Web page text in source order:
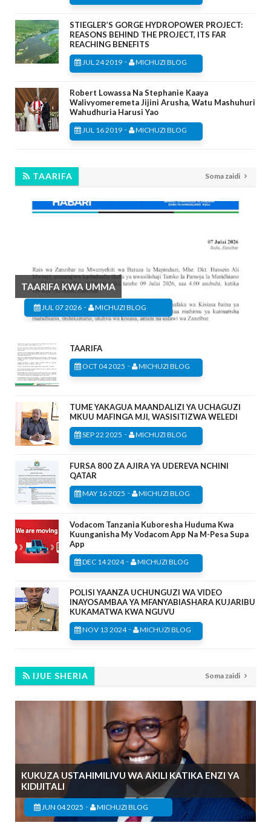
STIEGLER’S GORGE HYDROPOWER PROJECT:
REASONS BEHIND THE PROJECT, ITS FAR
REACHING BENEFITS
JUL 24 2019 - MICHUZI BLOG
Robert Lowassa Na Stephanie Kaaya
Walivyomeremeta Jijini Arusha, Watu Mashuhuri
Wahudhuria Harusi Yao
JUL 16 2019 - MICHUZI BLOG
TAARIFA Soma zaidi
TAARIFA KWA UMMA
JUL 07 2026 - MICHUZI BLOG
TAARIFA
OCT 04 2025 - MICHUZI BLOG
TUME YAKAGUA MAANDALIZI YA UCHAGUZI
MKUU MAFINGA MJI, WASISITIZWA WELEDI
SEP 22 2025 - MICHUZI BLOG
FURSA 800 ZA AJIRA YA UDEREVA NCHINI
QATAR
MAY 16 2025 - MICHUZI BLOG
Vodacom Tanzania Kuboresha Huduma Kwa
Kuunganisha My Vodacom App Na M-Pesa Supa
App
DEC 14 2024- MICHUZI BLOG
POLISI YAANZA UCHUNGUZI WA VIDEO
INAYOSAMBAA YA MFANYABIASHARA KUJARIBU
KUKAMATWA KWA NGUVU
NOV 13 2024- MICHUZI BLOG
IJUE SHERIA Soma zaidi
KUKUZA USTAHIMILIVU WA AKILI KATIKA ENZI YA
KIDIJITALI
JUN 04 2025 - MICHUZI BLOG